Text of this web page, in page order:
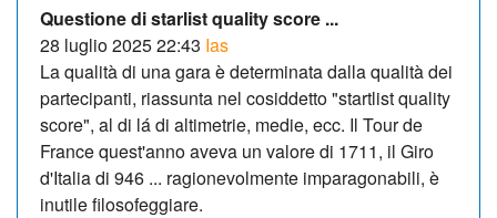
Questione di starlist quality score ...
28 luglio 2025 22:43 Ias
La qualità di una gara è determinata dalla qualità dei
partecipanti, riassunta nel cosiddetto "startlist quality
score", al di lá di altimetrie, medie, ecc. Il Tour de
France quest'anno aveva un valore di 1711, il Giro
d'Italia di 946 ... ragionevolmente imparagonabili, è
inutile filosofeggiare.